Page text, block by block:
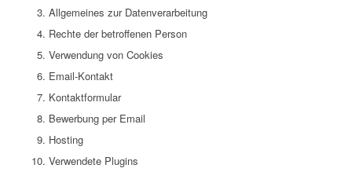
All­ge­mei­nes zur Datenverarbeitung
Rechte der betrof­fe­nen Person
Ver­wen­dung von Cookies
Email-Kontakt
Kon­takt­for­mu­lar
Bewer­bung per Email
Hosting
Ver­wen­dete Plugins